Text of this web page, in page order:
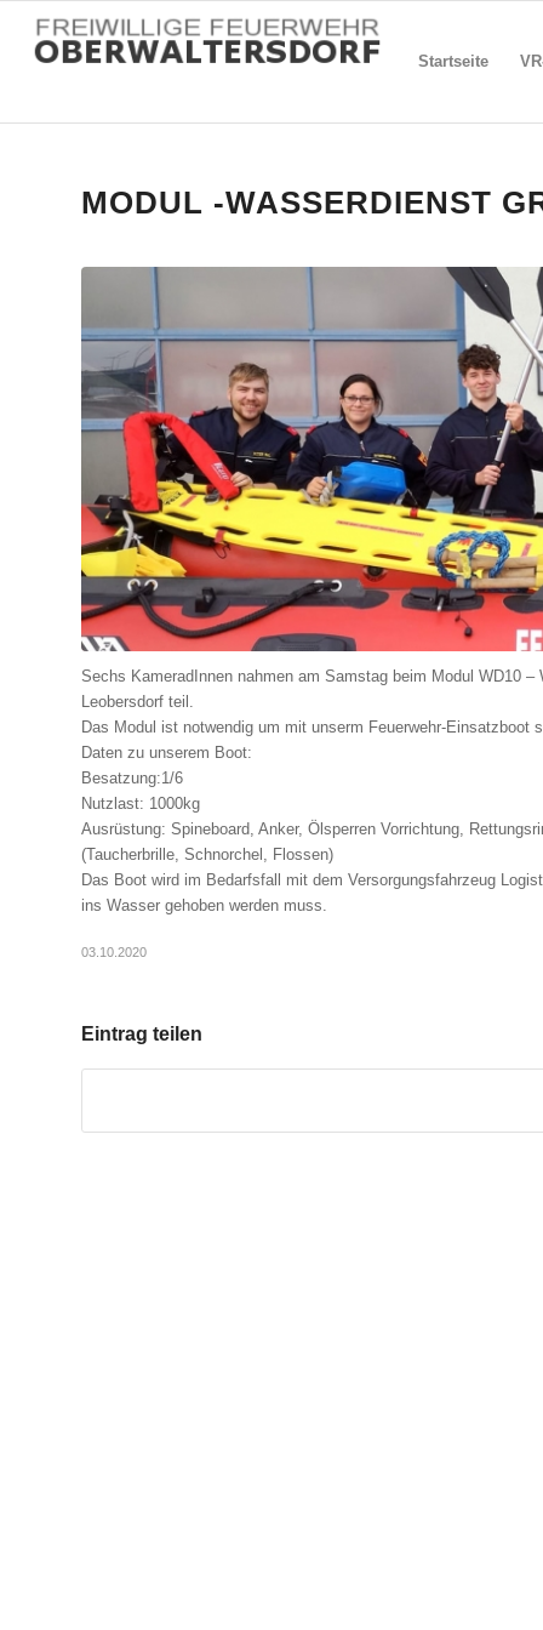
Startseite
MODUL -WASSERDIENST
Sechs KameradInnen nahmen am Samstag beim Modul WD10
Leobersdorf teil.
Das Modul ist notwendig um mit unserm Feuerwehr-Einsatzboot
Daten zu unserem Boot:
Besatzung:1/6
Nutzlast: 1000kg
Ausrüstung: Spineboard, Anker, Ölsperren Vorrichtung,
(Taucherbrille, Schnorchel, Flossen)
Das Boot wird im Bedarfsfall mit dem Versorgungsfahrzeug
ins Wasser gehoben werden muss.
03.10.2020
Eintrag teilen